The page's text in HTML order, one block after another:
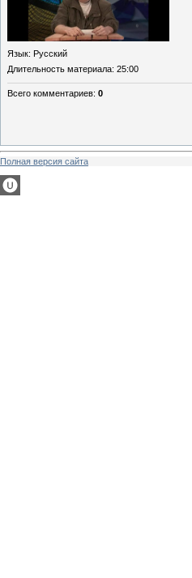
Язык: Русский
Длительность материала: 25:00
Всего комментариев: 0
Полная версия сайта